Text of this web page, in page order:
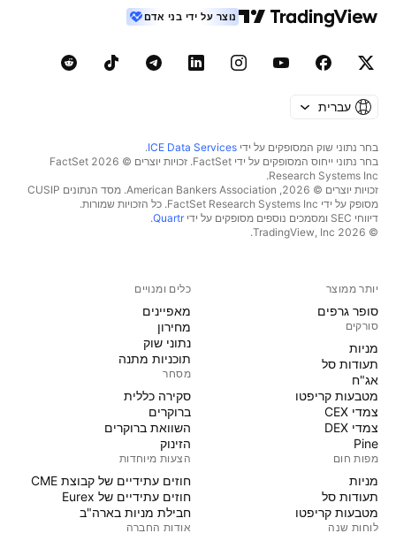
נוצר על ידי בני אדם
עברית
בחר נתוני שוק המסופקים על ידי ICE Data Services
.
בחר נתוני ייחוס המסופקים על ידי FactSet. זכויות יוצרים © 2026 ‏FactSet
Research Systems Inc.‏
זכויות יוצרים © 2026, ‏American Bankers Association. מסד הנתונים CUSIP
מסופק על ידי FactSet Research Systems Inc. כל הזכויות שמורות.
דיווחי SEC ומסמכים נוספים מסופקים על ידי
Quartr
.
© 2026 ‏TradingView, Inc.‏
יותר ממוצר
סופר גרפים
סורקים
מניות‏
תעודות סל
אג"ח
מטבעות קריפטו
צמדי CEX
צמדי DEX
Pine
מפות חום
מניות‏
תעודות סל
מטבעות קריפטו
לוחות שנה
כלים ומנויים
מאפיינים
מחירון
נתוני שוק
תוכניות מתנה
מסחר
סקירה כללית
ברוקרים
השוואת ברוקרים
הזינוק
הצעות מיוחדות
חוזים עתידיים של קבוצת CME
חוזים עתידיים של Eurex
חבילת מניות בארה"ב
אודות החברה